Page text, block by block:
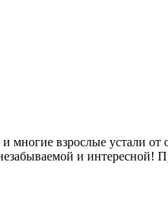
взрослые устали от
и интересной!